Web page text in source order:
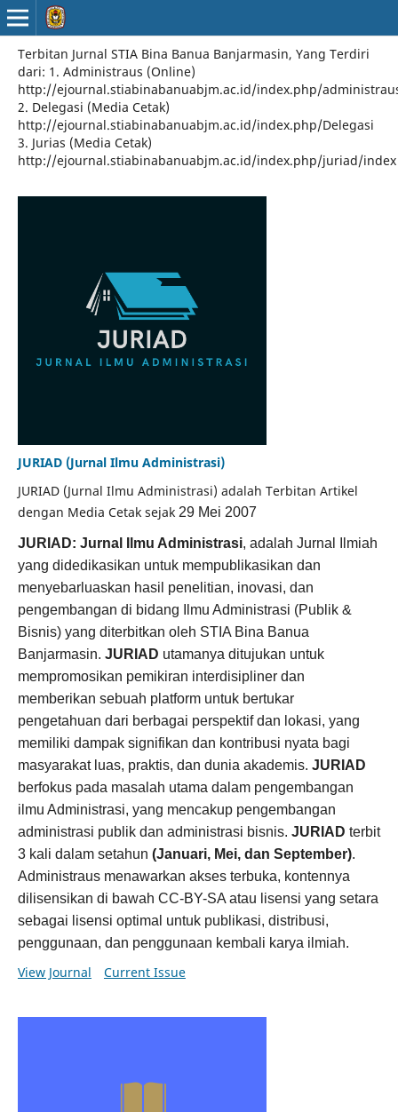
Terbitan Jurnal STIA Bina Banua Banjarmasin, Yang Terdiri
dari: 1. Administraus (Online)
http://ejournal.stiabinabanuabjm.ac.id/index.php/
2. Delegasi (Media Cetak)
http://ejournal.stiabinabanuabjm.ac.id/index.php/Delegasi
3. Jurias (Media Cetak)
http://ejournal.stiabinabanuabjm.ac.id/index.php/juriad/index
JURIAD (Jurnal Ilmu Administrasi)
JURIAD (Jurnal Ilmu Administrasi) adalah Terbitan Artikel
dengan Media Cetak sejak 29 Mei 2007
JURIAD: Jurnal Ilmu Administrasi, adalah Jurnal Ilmiah
yang didedikasikan untuk mempublikasikan dan
menyebarluaskan hasil penelitian, inovasi, dan
pengembangan di bidang Ilmu Administrasi (Publik &
Bisnis) yang diterbitkan oleh STIA Bina Banua
Banjarmasin. JURIAD utamanya ditujukan untuk
mempromosikan pemikiran interdisipliner dan
memberikan sebuah platform untuk bertukar
pengetahuan dari berbagai perspektif dan lokasi, yang
memiliki dampak signifikan dan kontribusi nyata bagi
masyarakat luas, praktis, dan dunia akademis. JURIAD
berfokus pada masalah utama dalam pengembangan
ilmu Administrasi, yang mencakup pengembangan
administrasi publik dan administrasi bisnis. JURIAD terbit
3 kali dalam setahun (Januari, Mei, dan September).
Administraus menawarkan akses terbuka, kontennya
dilisensikan di bawah CC-BY-SA atau lisensi yang setara
sebagai lisensi optimal untuk publikasi, distribusi,
penggunaan, dan penggunaan kembali karya ilmiah.
View Journal Current Issue